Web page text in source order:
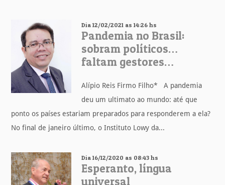
Dia 12/02/2021 as 14:26 hs
Pandemia no Brasil:
sobram políticos…
faltam gestores…
Alípio Reis Firmo Filho* A pandemia
deu um ultimato ao mundo: até que
ponto os países estariam preparados para responderem a ela?
No final de janeiro último, o Instituto Lowy da...
Dia 16/12/2020 as 08:43 hs
Esperanto, língua
universal